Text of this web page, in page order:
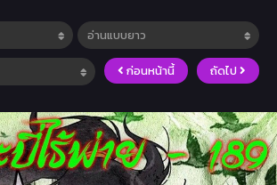
ก่อนหน้านี้ ถัดไป